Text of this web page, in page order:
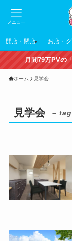
メニュー
開店・閉店 お店・
月間79万PVの
ホーム 見学会
見学会 –